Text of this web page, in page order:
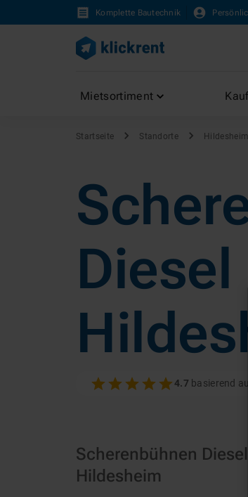
Komplette Bautechnik
Mietsortiment
Startseite Standorte Hildesheim
4.7 basierend
Scherenbühnen
Hildesheim